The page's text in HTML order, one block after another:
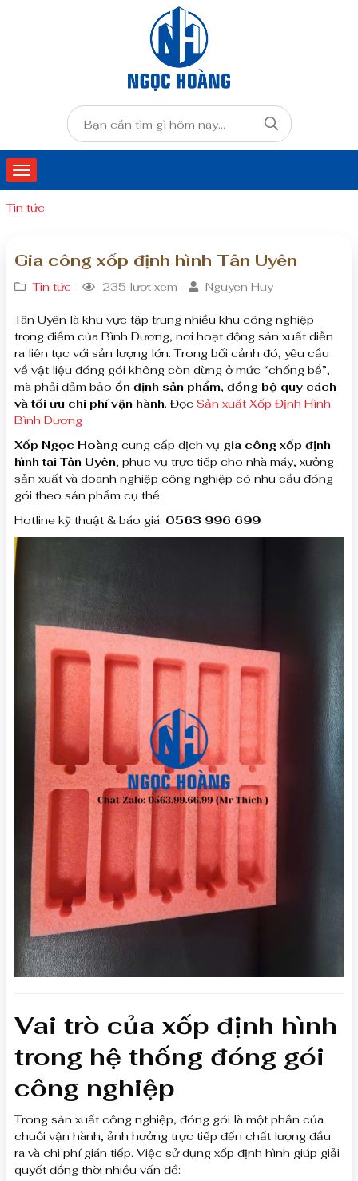
Tin tức
Gia công xốp định hình Tân Uyên
Tin tức - 235 lượt xem - Nguyen Huy
Tân Uyên là khu vực tập trung nhiều khu công nghiệp
trọng điểm của Bình Dương, nơi hoạt động sản xuất diễn
ra liên tục với sản lượng lớn. Trong bối cảnh đó, yêu cầu
về vật liệu đóng gói không còn dừng ở mức “chống bể”,
mà phải đảm bảo ổn định sản phẩm, đồng bộ quy cách
và tối ưu chi phí vận hành. Đọc Sản xuất Xốp Định Hình
Bình Dương
Xốp Ngọc Hoàng cung cấp dịch vụ gia công xốp định
hình tại Tân Uyên, phục vụ trực tiếp cho nhà máy, xưởng
sản xuất và doanh nghiệp công nghiệp có nhu cầu đóng
gói theo sản phẩm cụ thể.
Hotline kỹ thuật & báo giá: 0563 996 699
Vai trò của xốp định hình
trong hệ thống đóng gói
công nghiệp
Trong sản xuất công nghiệp, đóng gói là một phần của
chuỗi vận hành, ảnh hưởng trực tiếp đến chất lượng đầu
ra và chi phí gián tiếp. Việc sử dụng xốp định hình giúp giải
quyết đồng thời nhiều vấn đề: